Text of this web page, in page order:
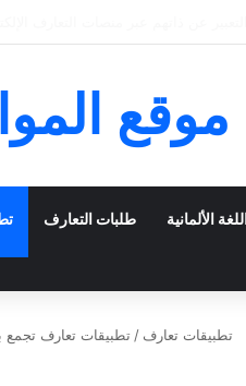
موقع
طلبات التعارف الألمانية
تطبيقات تعارف / تطبيقات تعارف تجمع